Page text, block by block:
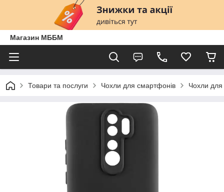
Магазин МББМ
Товари та послуги Чохли для смартфонів Чохли